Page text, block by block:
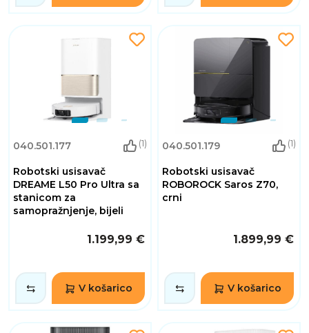
040.501.177 (1)
Robotski usisavač
DREAME L50 Pro Ultra sa
stanicom za
samopražnjenje, bijeli
1.199,99 €
V košarico
040.501.179 (1)
Robotski usisavač
ROBOROCK Saros Z70,
crni
1.899,99 €
V košarico